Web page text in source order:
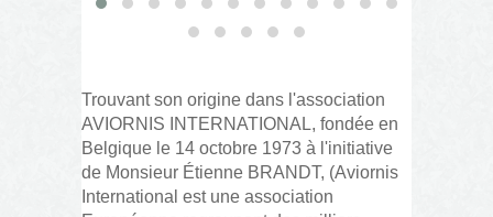
Trouvant son origine dans l'association
AVIORNIS INTERNATIONAL, fondée en
Belgique le 14 octobre 1973 à l'initiative
de Monsieur Étienne BRANDT, (Aviornis
International est une association